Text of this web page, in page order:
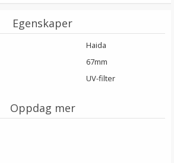
Egenskaper
Haida
67mm
UV-filter
Oppdag mer